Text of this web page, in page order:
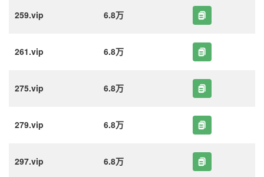
259.vip 6.8万
261.vip 6.8万
275.vip 6.8万
279.vip 6.8万
297.vip 6.8万